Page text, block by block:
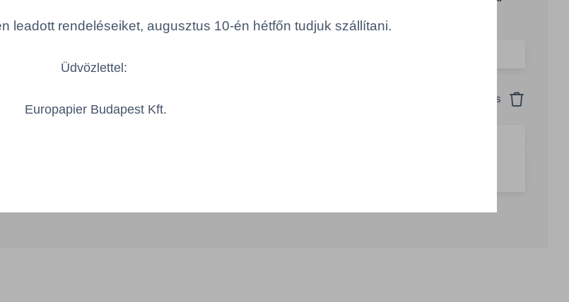
Visszaállítás
leadott rendeléseiket, augusztus 10-én hétfőn tudjuk szállítani.
Üdvözlettel:
Europapier Budapest Kft.